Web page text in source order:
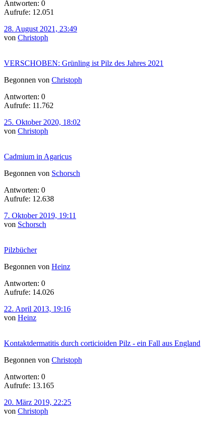
Antworten: 0
Aufrufe: 12.051
28. August 2021, 23:49
von Christoph
VERSCHOBEN: Grünling ist Pilz des Jahres 2021
Begonnen von Christoph
Antworten: 0
Aufrufe: 11.762
25. Oktober 2020, 18:02
von Christoph
Cadmium in Agaricus
Begonnen von Schorsch
Antworten: 0
Aufrufe: 12.638
7. Oktober 2019, 19:11
von Schorsch
Pilzbücher
Begonnen von Heinz
Antworten: 0
Aufrufe: 14.026
22. April 2013, 19:16
von Heinz
Kontaktdermatitis durch corticioiden Pilz - ein Fall aus England
Begonnen von Christoph
Antworten: 0
Aufrufe: 13.165
20. März 2019, 22:25
von Christoph